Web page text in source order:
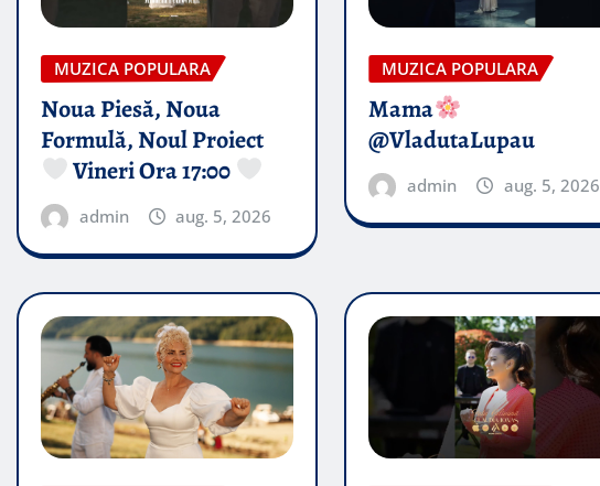
MUZICA POPULARA
Noua Piesă, Noua
Formulă, Noul Proiect
Vineri Ora 17:00
admin aug. 5, 2026
MUZICA POPULARA
Mama
@VladutaLupau
admin aug. 5, 2026